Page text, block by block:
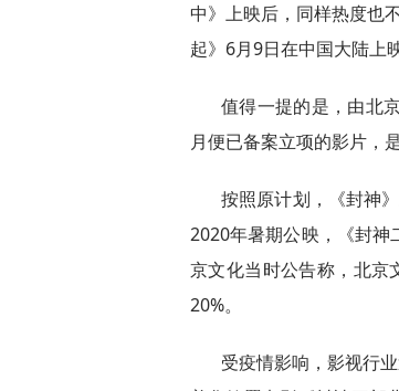
中》上映后，同样热度也
起》6月9日在中国大陆上
值得一提的是，由北
月便已备案立项的影片，
按照原计划，《封神
2020年暑期公映，《封神
京文化当时公告称，北京
20%。
受疫情影响，影视行